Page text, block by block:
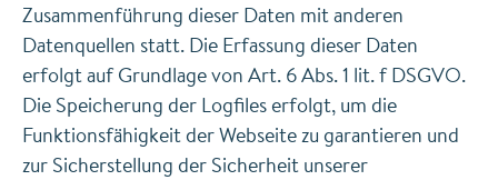
Zusammenführung dieser Daten mit anderen
Datenquellen statt. Die Erfassung dieser Daten
erfolgt auf Grundlage von Art. 6 Abs. 1 lit. f DSGVO.
Die Speicherung der Logfiles erfolgt, um die
Funktionsfähigkeit der Webseite zu garantieren und
zur Sicherstellung der Sicherheit unserer